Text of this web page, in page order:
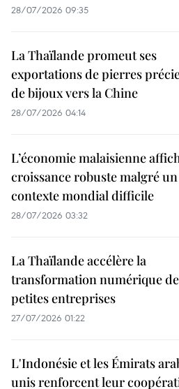
28/07/2026 09:35
La Thaïlande promeut ses
exportations de pierres
de bijoux vers la Chine
28/07/2026 04:14
L’économie malaisienne
croissance robuste malgré un
contexte mondial difficile
28/07/2026 03:32
La Thaïlande accélère la
transformation numérique
petites entreprises
27/07/2026 01:22
L'Indonésie et les Émirats
unis renforcent leur